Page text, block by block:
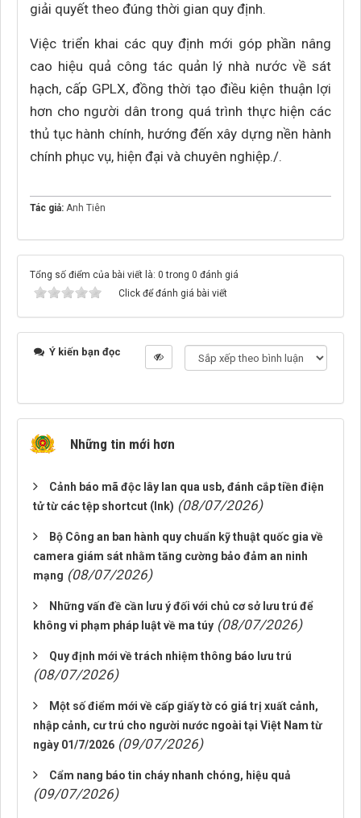
giải quyết theo đúng thời gian quy định.
Việc triển khai các quy định mới góp phần nâng
cao hiệu quả công tác quản lý nhà nước về sát
hạch, cấp GPLX, đồng thời tạo điều kiện thuận lợi
hơn cho người dân trong quá trình thực hiện các
thủ tục hành chính, hướng đến xây dựng nền hành
chính phục vụ, hiện đại và chuyên nghiệp./.
Tác giả: Anh Tiên
Tổng số điểm của bài viết là: 0 trong 0 đánh giá
Click để đánh giá bài viết
Ý kiến bạn đọc
Những tin mới hơn
Cảnh báo mã độc lây lan qua usb, đánh cắp tiền điện
tử từ các tệp shortcut (lnk) (08/07/2026)
Bộ Công an ban hành quy chuẩn kỹ thuật quốc gia về
camera giám sát nhằm tăng cường bảo đảm an ninh
mạng (08/07/2026)
Những vấn đề cần lưu ý đối với chủ cơ sở lưu trú để
không vi phạm pháp luật về ma túy (08/07/2026)
Quy định mới về trách nhiệm thông báo lưu trú
(08/07/2026)
Một số điểm mới về cấp giấy tờ có giá trị xuất cảnh,
nhập cảnh, cư trú cho người nước ngoài tại Việt Nam từ
ngày 01/7/2026 (09/07/2026)
Cẩm nang báo tin cháy nhanh chóng, hiệu quả
(09/07/2026)